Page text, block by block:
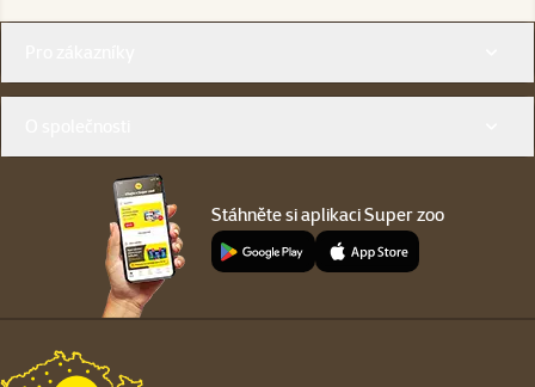
Stáhněte si aplikaci Super zoo